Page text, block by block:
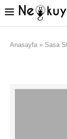
Anasayfa » Sasa